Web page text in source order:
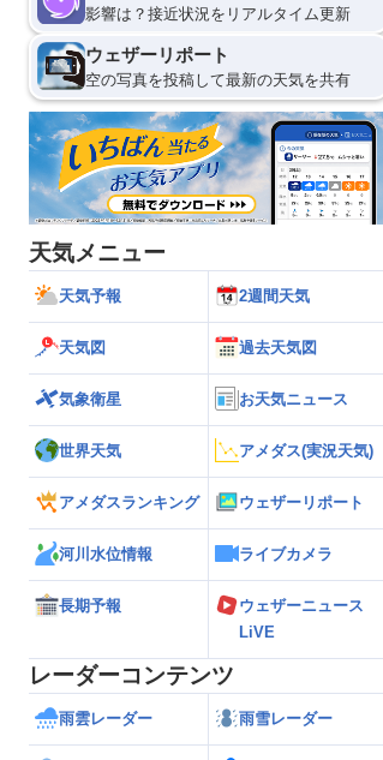
影響は？接近状況をリアルタイム更新
ウェザーリポート
空の写真を投稿して最新の天気を共有
天気メニュー
天気予報 2週間天気
天気図 過去天気図
気象衛星 お天気ニュース
世界天気 アメダス(実況天気)
アメダスランキング ウェザーリポート
河川水位情報 ライブカメラ
長期予報
ウェザーニュース
LiVE
レーダーコンテンツ
雨雲レーダー 雨雪レーダー